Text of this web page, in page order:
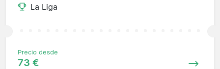
La Liga
Precio desde
73 €